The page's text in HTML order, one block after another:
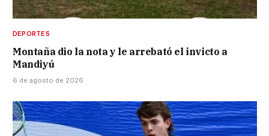
DEPORTES
Montaña dio la nota y le arrebató el invicto a
Mandiyú
6 de agosto de 2026